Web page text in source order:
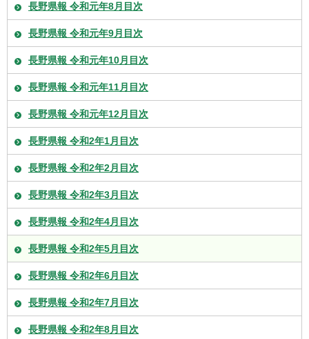
長野県報 令和元年8月目次
長野県報 令和元年9月目次
長野県報 令和元年10月目次
長野県報 令和元年11月目次
長野県報 令和元年12月目次
長野県報 令和2年1月目次
長野県報 令和2年2月目次
長野県報 令和2年3月目次
長野県報 令和2年4月目次
長野県報 令和2年5月目次
長野県報 令和2年6月目次
長野県報 令和2年7月目次
長野県報 令和2年8月目次